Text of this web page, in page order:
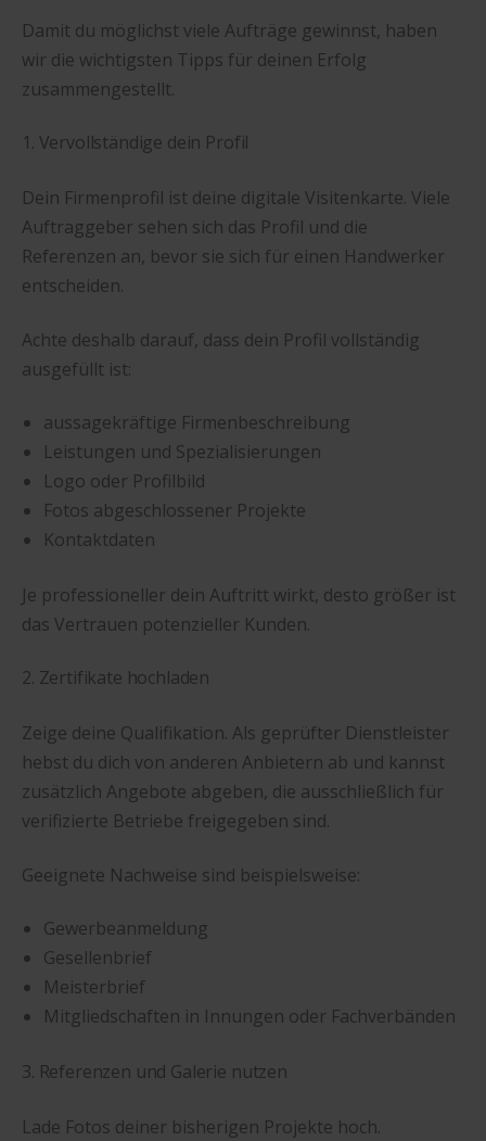
Damit du möglichst viele Aufträge gewinnst, haben
wir die wichtigsten Tipps für deinen Erfolg
zusammengestellt.
1. Vervollständige dein Profil
Dein Firmenprofil ist deine digitale Visitenkarte. Viele
Auftraggeber sehen sich das Profil und die
Referenzen an, bevor sie sich für einen Handwerker
entscheiden.
Achte deshalb darauf, dass dein Profil vollständig
ausgefüllt ist:
aussagekräftige Firmenbeschreibung
Leistungen und Spezialisierungen
Logo oder Profilbild
Fotos abgeschlossener Projekte
Kontaktdaten
Je professioneller dein Auftritt wirkt, desto größer ist
das Vertrauen potenzieller Kunden.
2. Zertifikate hochladen
Zeige deine Qualifikation. Als geprüfter Dienstleister
hebst du dich von anderen Anbietern ab und kannst
zusätzlich Angebote abgeben, die ausschließlich für
verifizierte Betriebe freigegeben sind.
Geeignete Nachweise sind beispielsweise:
Gewerbeanmeldung
Gesellenbrief
Meisterbrief
Mitgliedschaften in Innungen oder Fachverbänden
3. Referenzen und Galerie nutzen
Lade Fotos deiner bisherigen Projekte hoch.